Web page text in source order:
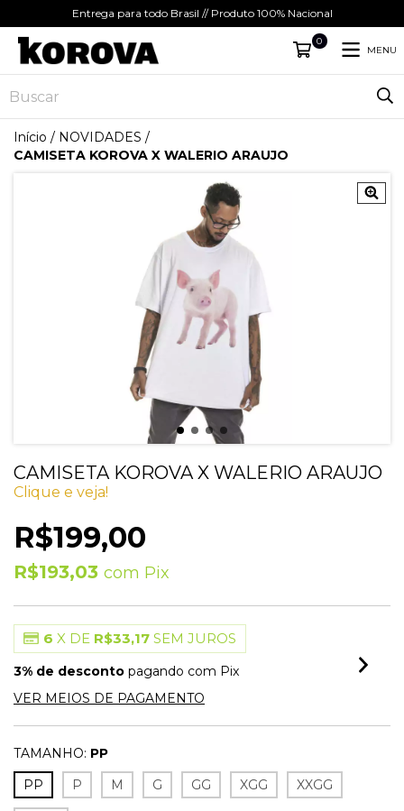
Entrega para todo Brasil // Produto 100% Nacional
0
MENU
Início / NOVIDADES /
CAMISETA KOROVA X WALERIO ARAUJO
CAMISETA KOROVA X WALERIO ARAUJO
Clique e veja!
R$199,00
R$193,03 com Pix
6 X DE R$33,17 SEM JUROS
3% de desconto pagando com Pix
VER MEIOS DE PAGAMENTO
TAMANHO: PP
PP
P M G GG XGG XXGG